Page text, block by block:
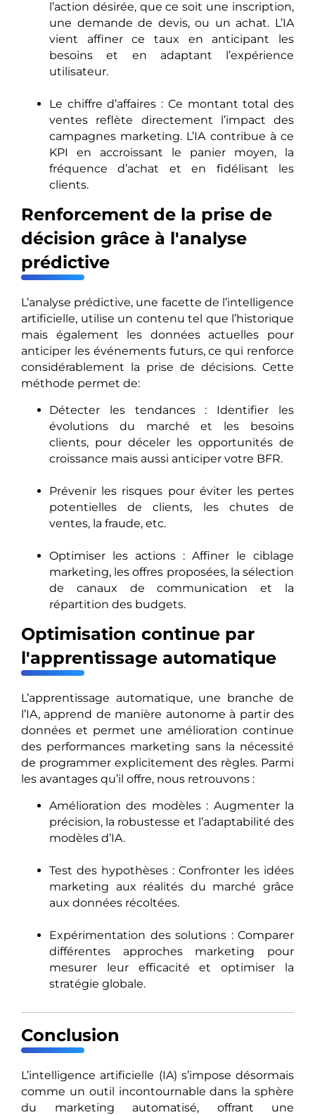
l’action désirée, que ce soit une inscription,
une demande de devis, ou un achat. L’IA
vient affiner ce taux en anticipant les
besoins et en adaptant l’expérience
utilisateur.
Le chiffre d’affaires : Ce montant total des
ventes reflète directement l’impact des
campagnes marketing. L’IA contribue à ce
KPI en accroissant le panier moyen, la
fréquence d’achat et en fidélisant les
clients.
Renforcement de la prise de
décision grâce à l'analyse
prédictive
L’analyse prédictive, une facette de l’intelligence
artificielle, utilise un contenu tel que l’historique
mais également les données actuelles pour
anticiper les événements futurs, ce qui renforce
considérablement la prise de décisions. Cette
méthode permet de:
Détecter les tendances : Identifier les
évolutions du marché et les besoins
clients, pour déceler les opportunités de
croissance mais aussi anticiper votre BFR.
Prévenir les risques pour éviter les pertes
potentielles de clients, les chutes de
ventes, la fraude, etc.
Optimiser les actions : Affiner le ciblage
marketing, les offres proposées, la sélection
de canaux de communication et la
répartition des budgets.
Optimisation continue par
l'apprentissage automatique
L’apprentissage automatique, une branche de
l’IA, apprend de manière autonome à partir des
données et permet une amélioration continue
des performances marketing sans la nécessité
de programmer explicitement des règles. Parmi
les avantages qu’il offre, nous retrouvons :
Amélioration des modèles : Augmenter la
précision, la robustesse et l’adaptabilité des
modèles d’IA.
Test des hypothèses : Confronter les idées
marketing aux réalités du marché grâce
aux données récoltées.
Expérimentation des solutions : Comparer
différentes approches marketing pour
mesurer leur efficacité et optimiser la
stratégie globale.
Conclusion
L’intelligence artificielle (IA) s’impose désormais
comme un outil incontournable dans la sphère
du marketing automatisé, offrant une